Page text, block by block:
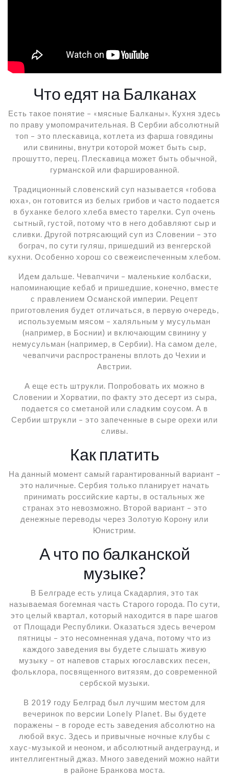
Что едят на Балканах
Есть такое понятие – «мясные Балканы». Кухня здесь
по праву умопомрачительная. В Сербии абсолютный
топ – это плескавица, котлета из фарша говядины
или свинины, внутри которой может быть сыр,
прошутто, перец. Плескавица может быть обычной,
гурманской или фаршированной.
Традиционный словенский суп называется «гобова
юха», он готовится из белых грибов и часто подается
в буханке белого хлеба вместо тарелки. Суп очень
сытный, густой, потому что в него добавляют сыр и
сливки. Другой потрясающий суп из Словении – это
бограч, по сути гуляш, пришедший из венгерской
кухни. Особенно хорош со свежеиспеченным хлебом.
Идем дальше. Чевапчичи – маленькие колбаски,
напоминающие кебаб и пришедшие, конечно, вместе
с правлением Османской империи. Рецепт
приготовления будет отличаться, в первую очередь,
используемым мясом – халяльным у мусульман
(например, в Боснии) и включающим свинину у
немусульман (например, в Сербии). На самом деле,
чевапчичи распространены вплоть до Чехии и
Австрии.
А еще есть штрукли. Попробовать их можно в
Словении и Хорватии, по факту это десерт из сыра,
подается со сметаной или сладким соусом. А в
Сербии штрукли – это запеченные в сыре орехи или
сливы.
Как платить
На данный момент самый гарантированный вариант –
это наличные. Сербия только планирует начать
принимать российские карты, в остальных же
странах это невозможно. Второй вариант – это
денежные переводы через Золотую Корону или
Юнистрим.
А что по балканской
музыке?
В Белграде есть улица Скадарлия, это так
называемая богемная часть Старого города. По сути,
это целый квартал, который находится в паре шагов
от Площади Республики. Оказаться здесь вечером
пятницы – это несомненная удача, потому что из
каждого заведения вы будете слышать живую
музыку – от напевов старых югославских песен,
фольклора, посвященного витязям, до современной
сербской музыки.
В 2019 году Белград был лучшим местом для
вечеринок по версии Lonely Planet. Вы будете
поражены – в городе есть заведения абсолютно на
любой вкус. Здесь и привычные ночные клубы с
хаус-музыкой и неоном, и абсолютный андеграунд, и
интеллигентный джаз. Много заведений можно найти
в районе Бранкова моста.